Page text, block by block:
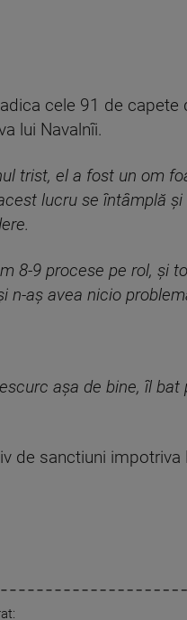
cele 91 de capete
lui Navalnîi.
trist, el a fost un om
lucru se întâmplă şi
8-9 procese pe rol, și
n-aș avea nicio
așa de bine, îl bat
de sanctiuni impotriva